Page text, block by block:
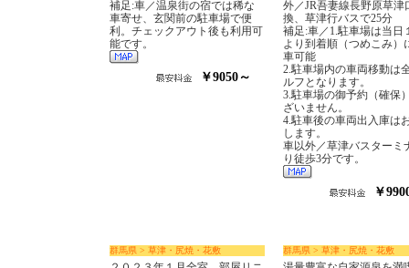
補足:車／温泉街の宿では稀な
車寄せ、玄関前の駐車場で便
利。チェックアウト後も利用可
能です。
￥9050～
外／JR吾妻線長野原草津
換、草津行バスで25分
補足:車／1.駐車場は当日
より到着順（つめこみ）
車可能
2.駐車場内の車両移動は
ルフとなります。
3.駐車場の御予約（確保
ざいません。
4.駐車後の車両出入庫は
します。
車以外／草津バスターミ
り徒歩3分です。
￥
群馬県 > 草津・尻焼・花敷 群馬県 > 草津・尻焼・花敷